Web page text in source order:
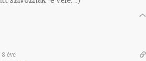
8 éve